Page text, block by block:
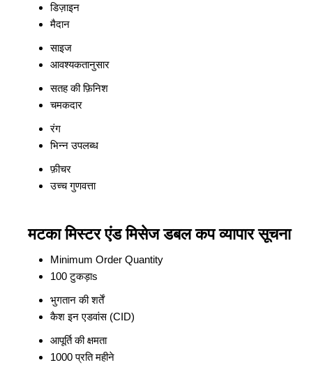
डिज़ाइन
मैदान
साइज
आवश्यकतानुसार
सतह की फ़िनिश
चमकदार
रंग
भिन्न उपलब्ध
फ़ीचर
उच्च गुणवत्ता
मटका मिस्टर एंड मिसेज डबल कप व्यापार सूचना
Minimum Order Quantity
100 टुकड़ाs
भुगतान की शर्तें
कैश इन एडवांस (CID)
आपूर्ति की क्षमता
1000 प्रति महीने